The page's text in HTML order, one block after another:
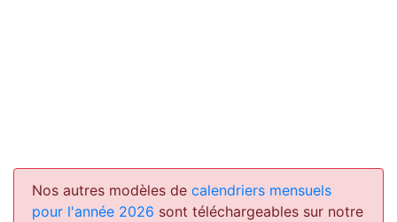
Nos autres modèles de calendriers mensuels
pour l'année 2026 sont téléchargeables sur notre